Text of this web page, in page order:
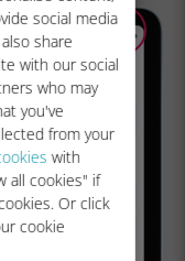
social media
share
with our social
who may
you've
from your
with
all cookies" if
Or click
cookie